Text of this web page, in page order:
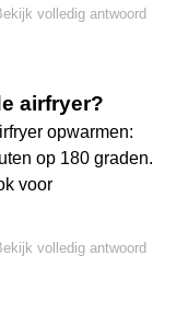
volledig antwoord
airfryer?
opwarmen:
op 180 graden.
voor
volledig antwoord